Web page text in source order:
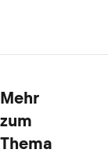
Mehr
zum
Thema